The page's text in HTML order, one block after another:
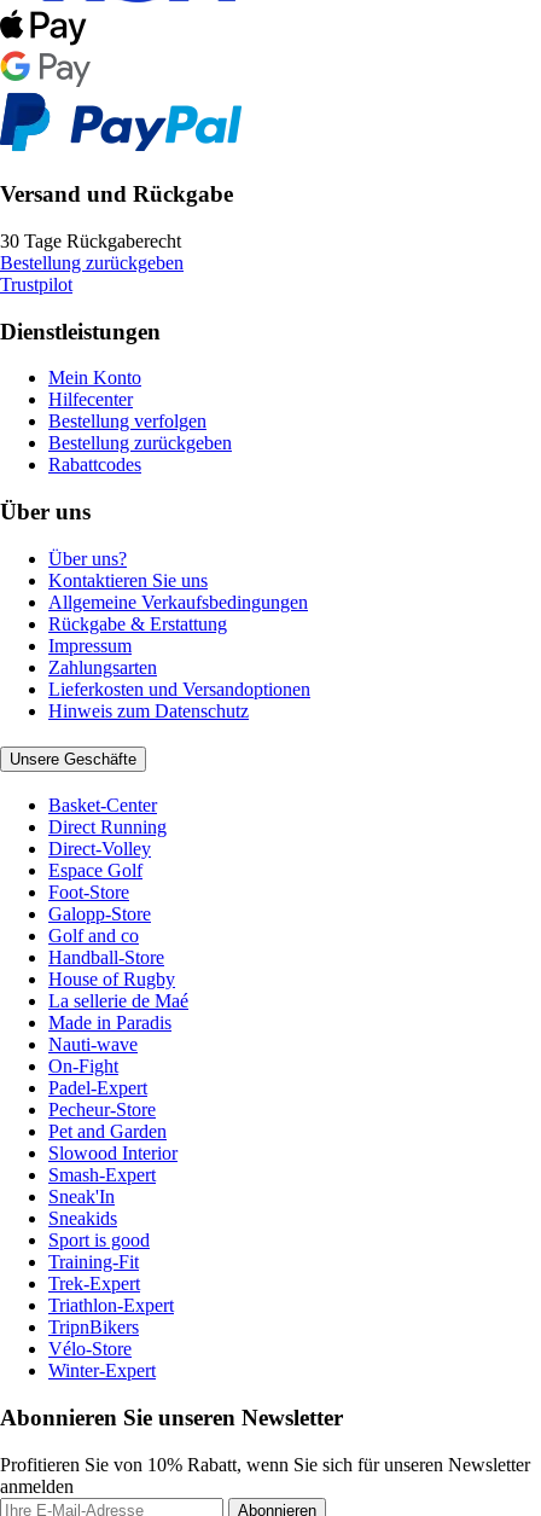
Versand und Rückgabe
30 Tage Rückgaberecht
Bestellung zurückgeben
Trustpilot
Dienstleistungen
Mein Konto
Hilfecenter
Bestellung verfolgen
Bestellung zurückgeben
Rabattcodes
Über uns
Über uns?
Kontaktieren Sie uns
Allgemeine Verkaufsbedingungen
Rückgabe & Erstattung
Impressum
Zahlungsarten
Lieferkosten und Versandoptionen
Hinweis zum Datenschutz
Unsere Geschäfte
Basket-Center
Direct Running
Direct-Volley
Espace Golf
Foot-Store
Galopp-Store
Golf and co
Handball-Store
House of Rugby
La sellerie de Maé
Made in Paradis
Nauti-wave
On-Fight
Padel-Expert
Pecheur-Store
Pet and Garden
Slowood Interior
Smash-Expert
Sneak'In
Sneakids
Sport is good
Training-Fit
Trek-Expert
Triathlon-Expert
TripnBikers
Vélo-Store
Winter-Expert
Abonnieren Sie unseren Newsletter
Profitieren Sie von 10% Rabatt, wenn Sie sich für unseren Newsletter
anmelden
Abonnieren